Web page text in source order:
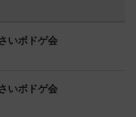
いボドゲ会
いボドゲ会